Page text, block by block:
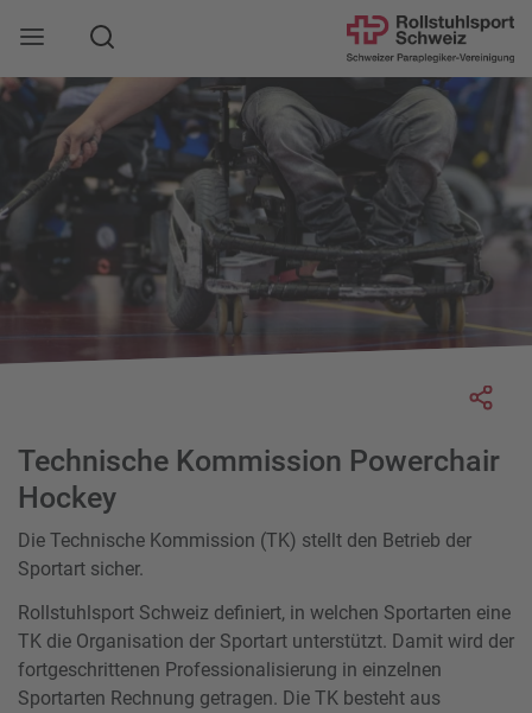
Mobile Navigation öffnen
Suche
Technische Kommission Powerchair
Hockey
Die Technische Kommission (TK) stellt den Betrieb der
Sportart sicher.
Rollstuhlsport Schweiz definiert, in welchen Sportarten eine
TK die Organisation der Sportart unterstützt. Damit wird der
fortgeschrittenen Professionalisierung in einzelnen
Sportarten Rechnung getragen. Die TK besteht aus